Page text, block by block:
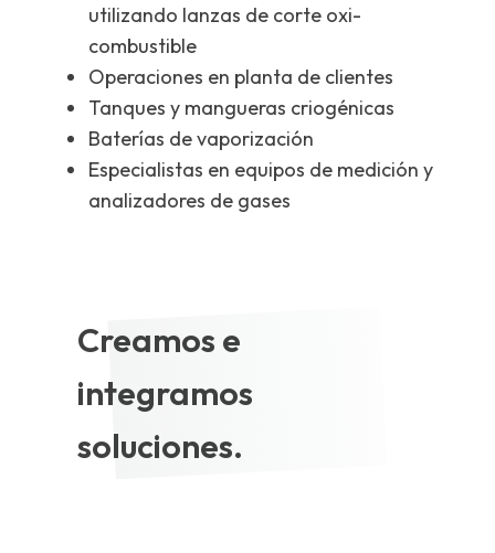
utilizando lanzas de corte oxi-
combustible
Operaciones en planta de clientes
Tanques y mangueras criogénicas
Baterías de vaporización
Especialistas en equipos de medición y
analizadores de gases
Creamos e
integramos
soluciones.